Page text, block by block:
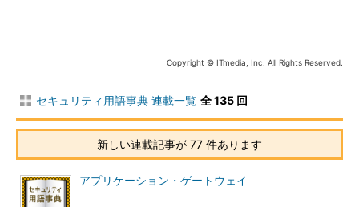
Copyright © ITmedia, Inc. All Rights Reserved.
セキュリティ用語事典 連載一覧 全 135 回
新しい連載記事が 77 件あります
アプリケーション・ゲートウェイ